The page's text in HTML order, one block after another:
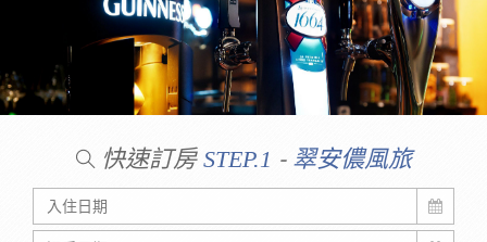
快速訂房 STEP.1 - 翠安儂風旅